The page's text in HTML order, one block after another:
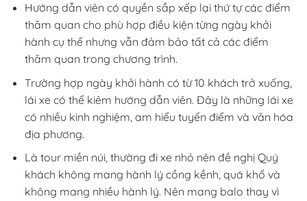
Hướng dẫn viên có quyền sắp xếp lại thứ tự các điểm
thăm quan cho phù hợp điều kiện từng ngày khởi
hành cụ thể nhưng vẫn đảm bảo tất cả các điểm
thăm quan trong chương trình.
Trường hợp ngày khởi hành có từ 10 khách trở xuống,
lái xe có thể kiêm hướng dẫn viên. Đây là những lái xe
có nhiều kinh nghiệm, am hiểu tuyến điểm và văn hóa
địa phương.
Là tour miền núi, thường đi xe nhỏ nên đề nghị Quý
khách không mang hành lý cồng kềnh, quá khổ và
không mang nhiều hành lý. Nên mang balo thay vì